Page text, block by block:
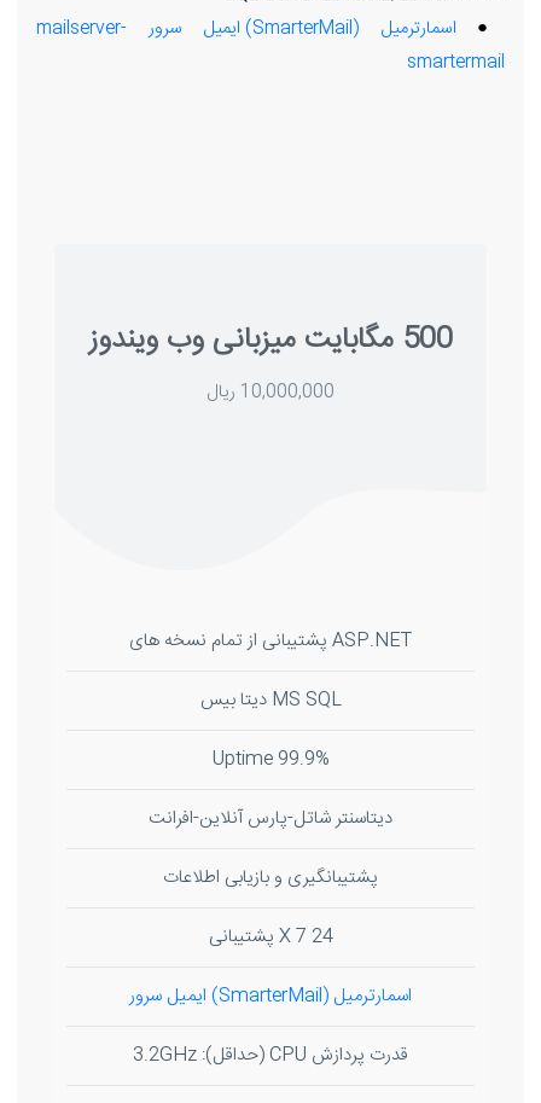
●
اسمارترمیل (SmarterMail) ایمیل سرور mailserver-
smartermail
500 مگابایت میزبانی وب ویندوز
10,000,000 ریال
ASP.NET پشتیبانی از تمام نسخه های
MS SQL دیتا بیس
99.9% Uptime
دیتاسنتر شاتل-پارس آنلاین-افرانت
پشتیبانگیری و بازیابی اطلاعات
24 X 7 پشتیبانی
اسمارترمیل (SmarterMail) ایمیل سرور
قدرت پردازش CPU (حداقل): 3.2GHz